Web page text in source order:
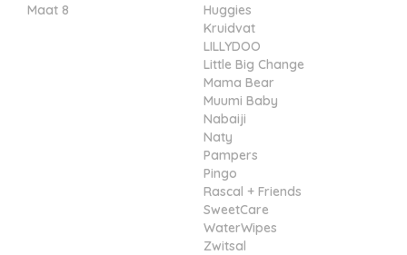
Maat 8
Huggies
Kruidvat
LILLYDOO
Little Big Change
Mama Bear
Muumi Baby
Nabaiji
Naty
Pampers
Pingo
Rascal + Friends
SweetCare
WaterWipes
Zwitsal